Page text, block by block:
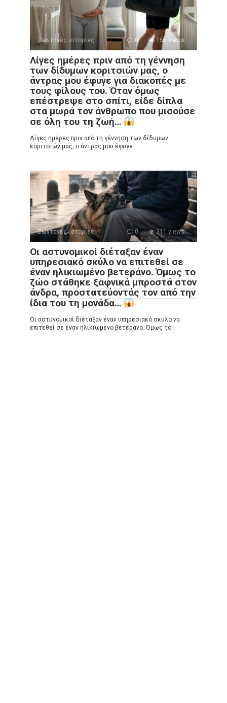
Ζωντανές ιστορίες 0 155 views
Λίγες ημέρες πριν από τη γέννηση
των δίδυμων κοριτσιών μας, ο
άντρας μου έφυγε για διακοπές με
τους φίλους του. Όταν όμως
επέστρεψε στο σπίτι, είδε δίπλα
στα μωρά τον άνθρωπο που μισούσε
σε όλη του τη ζωή…
Λίγες ημέρες πριν από τη γέννηση των δίδυμων
κοριτσιών μας, ο άντρας μου έφυγε
Ζωντανές ιστορίες 0 311 views
Οι αστυνομικοί διέταξαν έναν
υπηρεσιακό σκύλο να επιτεθεί σε
έναν ηλικιωμένο βετεράνο. Όμως το
ζώο στάθηκε ξαφνικά μπροστά στον
άνδρα, προστατεύοντάς τον από την
ίδια του τη μονάδα…
Οι αστυνομικοί διέταξαν έναν υπηρεσιακό σκύλο να
επιτεθεί σε έναν ηλικιωμένο βετεράνο. Όμως το